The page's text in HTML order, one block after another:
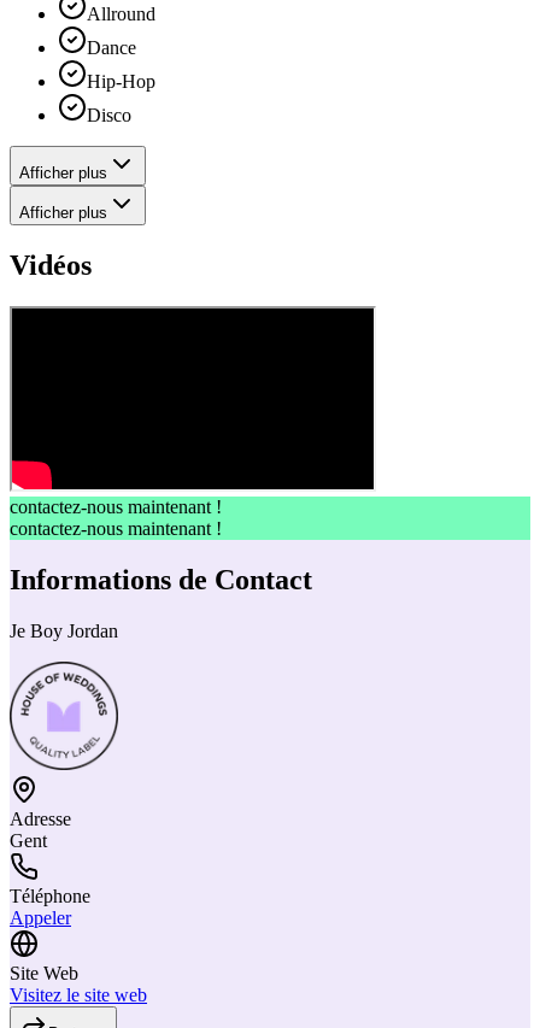
Allround
Dance
Hip-Hop
Disco
Afficher plus
Afficher plus
Vidéos
contactez-nous maintenant !
contactez-nous maintenant !
Informations de Contact
Je Boy Jordan
Adresse
Gent
Téléphone
Appeler
Site Web
Visitez le site web